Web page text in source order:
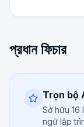
প্রধান ফিচার
Trọn bộ
Sở hữu 16
ngữ lập